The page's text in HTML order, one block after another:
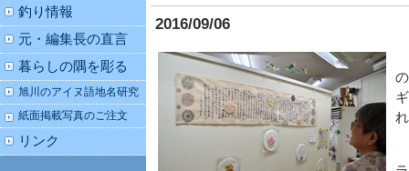
2016/09/06
釣り情報
元・編集長の直言
暮らしの隅を彫る
旭川のアイヌ語地名研究
紙面掲載写真のご注文
リンク